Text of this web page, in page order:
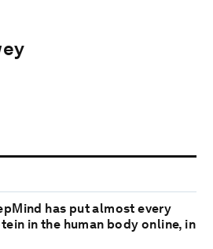
has put almost every
in the human body online, in